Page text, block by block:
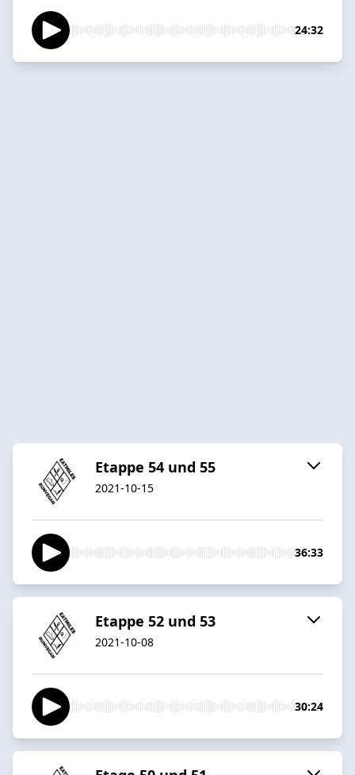
24:32
Etappe 54 und 55
2021-10-15
36:33
Etappe 52 und 53
2021-10-08
30:24